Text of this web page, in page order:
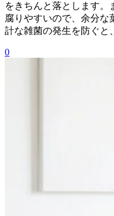
をきちんと落とします。
腐りやすいので、余分な
計な雑菌の発生を防ぐと
0